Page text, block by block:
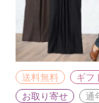
送料無料
ギフ
お取り寄せ
通